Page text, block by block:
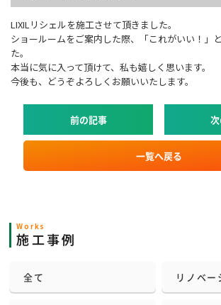
LIXILリシェルを施工させて頂きました。
ショールームをご案内した際、「これがいい！」
た。
本当に気に入って頂けて、私も嬉しく思います。
今後も、どうぞよろしくお願いいたします。
前の記事
一覧へ戻る
Works
施工事例
全て リノベー